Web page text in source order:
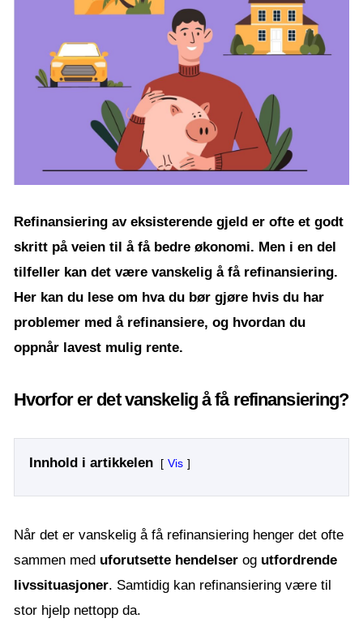
Refinansiering av eksisterende gjeld er ofte et godt
skritt på veien til å få bedre økonomi. Men i en del
tilfeller kan det være vanskelig å få refinansiering.
Her kan du lese om hva du bør gjøre hvis du har
problemer med å refinansiere, og hvordan du
oppnår lavest mulig rente.
Hvorfor er det vanskelig å få refinansiering?
Innhold i artikkelen Vis
Når det er vanskelig å få refinansiering henger det ofte
sammen med uforutsette hendelser og utfordrende
livssituasjoner. Samtidig kan refinansiering være til
stor hjelp nettopp da.